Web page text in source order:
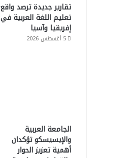
تقارير جديدة ترصد واقع
تعليم اللغة العربية في
إفريقيا وآسيا
5 أغسطس 2026
الجامعة العربية
والإيسيسكو تؤكدان
أهمية تعزيز الحوار